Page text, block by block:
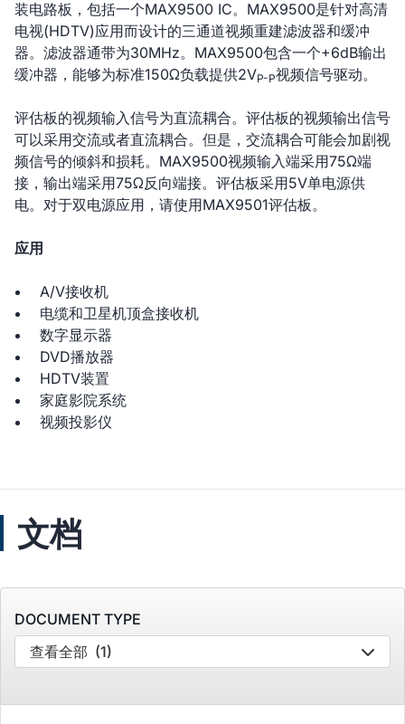
装电路板，包括一个MAX9500 IC。MAX9500是针对高清
电视(HDTV)应用而设计的三通道视频重建滤波器和缓冲
器。滤波器通带为30MHz。MAX9500包含一个+6dB输出
缓冲器，能够为标准150Ω负载提供2VP-P视频信号驱动。
评估板的视频输入信号为直流耦合。评估板的视频输出信号
可以采用交流或者直流耦合。但是，交流耦合可能会加剧视
频信号的倾斜和损耗。MAX9500视频输入端采用75Ω端
接，输出端采用75Ω反向端接。评估板采用5V单电源供
电。对于双电源应用，请使用MAX9501评估板。
应用
A/V接收机
电缆和卫星机顶盒接收机
数字显示器
DVD播放器
HDTV装置
家庭影院系统
视频投影仪
文档
DOCUMENT TYPE
查看全部 (1)